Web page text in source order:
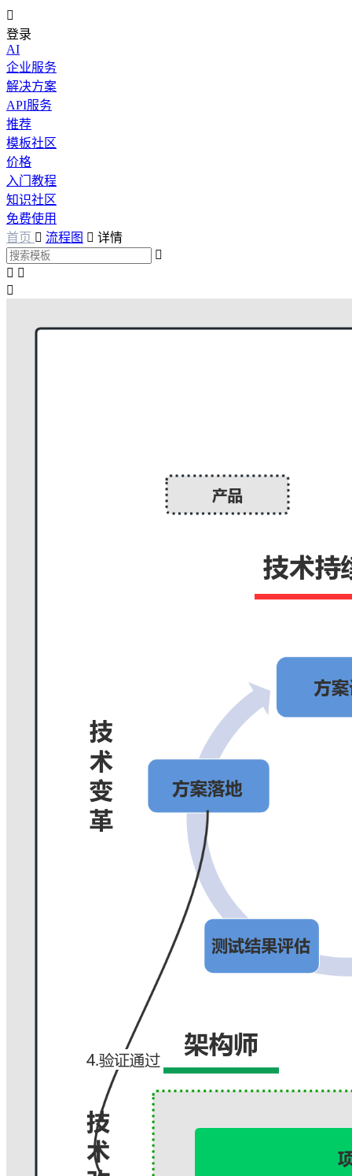

登录
AI
企业服务
解决方案
API服务
推荐
模板社区
价格
入门教程
知识社区
免费使用
首页  流程图  详情

 
